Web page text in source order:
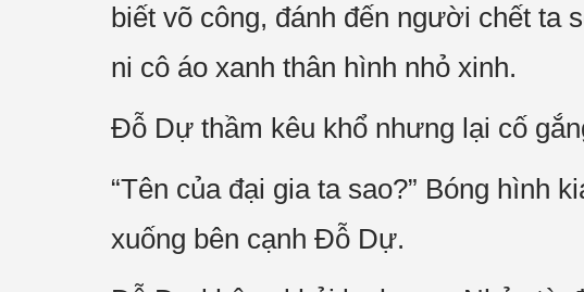
biết võ công, đánh đến người chết ta
ni cô áo xanh thân hình nhỏ xinh.
Đỗ Dự thầm kêu khổ nhưng lại cố
“Tên của đại gia ta sao?” Bóng hình
xuống bên cạnh Đỗ Dự.